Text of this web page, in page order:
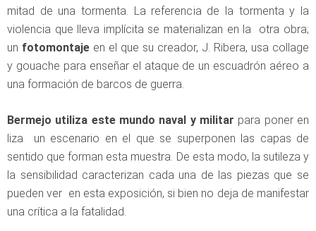
mitad de una tormenta. La referencia de la tormenta y la
violencia que lleva implícita se materializan en la otra obra;
un fotomontaje en el que su creador, J. Ribera, usa collage
y gouache para enseñar el ataque de un escuadrón aéreo a
una formación de barcos de guerra.
Bermejo utiliza este mundo naval y militar para poner en
liza un escenario en el que se superponen las capas de
sentido que forman esta muestra. De esta modo, la sutileza y
la sensibilidad caracterizan cada una de las piezas que se
pueden ver en esta exposición, si bien no deja de manifestar
una crítica a la fatalidad.